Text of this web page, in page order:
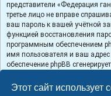
Этот сайт использует
представители «Федерация
третье лицо не вправе
ваш пароль к вашей учётной
функцией восстановления
программным обеспечением
имя пользователя и ваш
обеспечение phpBB